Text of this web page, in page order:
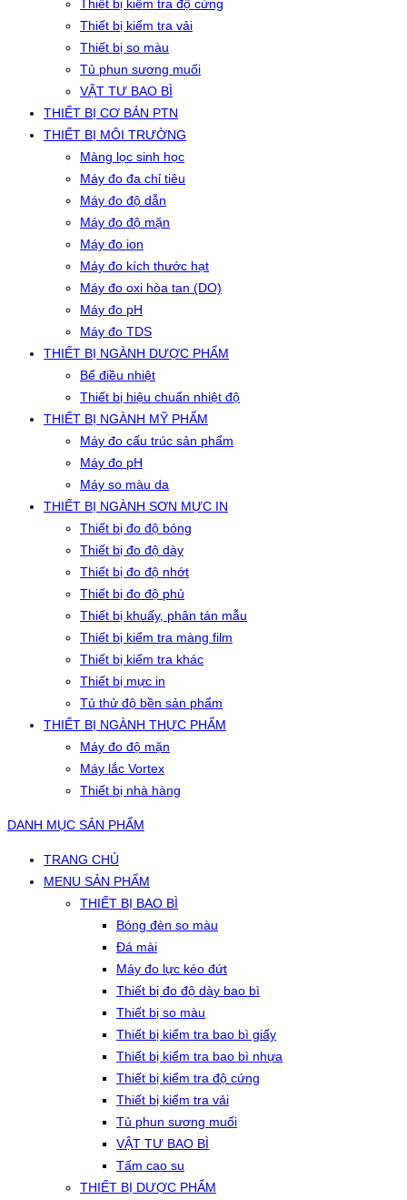
Thiết bị kiểm tra độ cứng
Thiết bị kiểm tra vải
Thiết bị so màu
Tủ phun sương muối
VẬT TƯ BAO BÌ
THIẾT BỊ CƠ BẢN PTN
THIẾT BỊ MÔI TRƯỜNG
Màng lọc sinh học
Máy đo đa chỉ tiêu
Máy đo độ dẫn
Máy đo độ mặn
Máy đo ion
Máy đo kích thước hạt
Máy đo oxi hòa tan (DO)
Máy đo pH
Máy đo TDS
THIẾT BỊ NGÀNH DƯỢC PHẨM
Bể điều nhiệt
Thiết bị hiệu chuẩn nhiệt độ
THIẾT BỊ NGÀNH MỸ PHẨM
Máy đo cấu trúc sản phẩm
Máy đo pH
Máy so màu da
THIẾT BỊ NGÀNH SƠN MỰC IN
Thiết bị đo độ bóng
Thiết bị đo độ dày
Thiết bị đo độ nhớt
Thiết bị đo độ phủ
Thiết bị khuấy, phân tán mẫu
Thiết bị kiểm tra màng film
Thiết bị kiểm tra khác
Thiết bị mực in
Tủ thử độ bền sản phẩm
THIẾT BỊ NGÀNH THỰC PHẨM
Máy đo độ mặn
Máy lắc Vortex
Thiết bị nhà hàng
DANH MỤC SẢN PHẨM
TRANG CHỦ
MENU SẢN PHẨM
THIẾT BỊ BAO BÌ
Bóng đèn so màu
Đá mài
Máy đo lực kéo đứt
Thiết bị đo độ dày bao bì
Thiết bị so màu
Thiết bị kiểm tra bao bì giấy
Thiết bị kiểm tra bao bì nhựa
Thiết bị kiểm tra độ cứng
Thiết bị kiểm tra vải
Tủ phun sương muối
VẬT TƯ BAO BÌ
Tấm cao su
THIẾT BỊ DƯỢC PHẨM